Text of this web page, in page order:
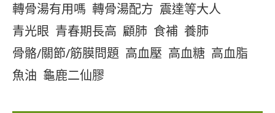
轉骨湯有用嗎 轉骨湯配方 震達等大人
青光眼 青春期長高 顧肺 食補 養肺
骨骼/關節/筋膜問題 高血壓 高血糖 高血脂
魚油 龜鹿二仙膠